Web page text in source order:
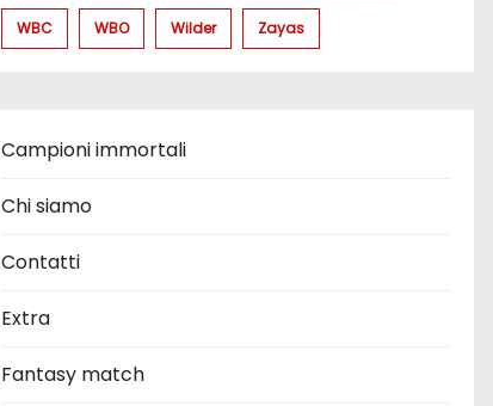
WBC WBO Wilder Zayas
Campioni immortali
Chi siamo
Contatti
Extra
Fantasy match